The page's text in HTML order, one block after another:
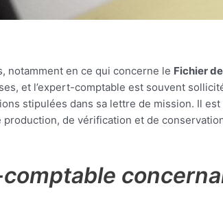
notamment en ce qui concerne le Fichier
et l’expert-comptable est souvent
stipulées dans sa lettre de mission. Il
de vérification et de